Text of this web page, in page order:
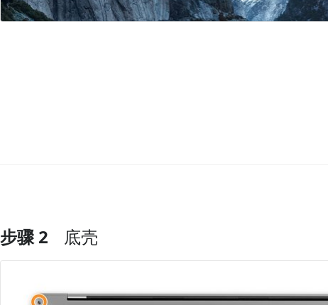
添加评论
步骤 2 底壳